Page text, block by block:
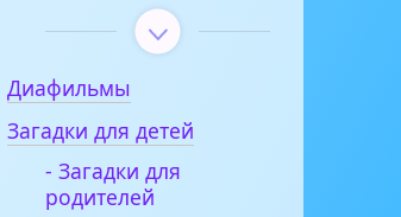
Диафильмы
Загадки для детей
- Загадки для
родителей